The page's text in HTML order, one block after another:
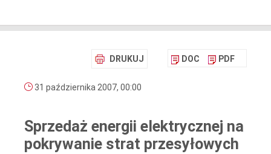
DRUKUJ DOC PDF
31 października 2007, 00:00
Sprzedaż energii elektrycznej na
pokrywanie strat przesyłowych